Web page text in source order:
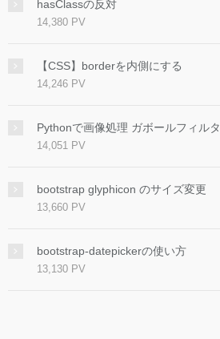
hasClassの反対
14,380 PV
【CSS】borderを内側にする
14,246 PV
Pythonで画像処理 ガボールフィルタ
14,051 PV
bootstrap glyphicon のサイズ変更
13,660 PV
bootstrap-datepickerの使い方
13,130 PV